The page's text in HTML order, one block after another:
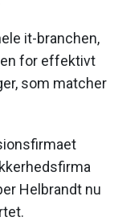
it-branchen,
for effektivt
som matcher
Helbrandt nu